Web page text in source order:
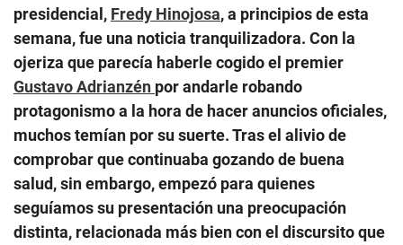
presidencial, Fredy Hinojosa, a principios de esta
semana, fue una noticia tranquilizadora. Con la
ojeriza que parecía haberle cogido el premier
Gustavo Adrianzén por andarle robando
protagonismo a la hora de hacer anuncios oficiales,
muchos temían por su suerte. Tras el alivio de
comprobar que continuaba gozando de buena
salud, sin embargo, empezó para quienes
seguíamos su presentación una preocupación
distinta, relacionada más bien con el discursito que